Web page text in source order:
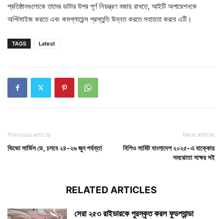
প্রতিষ্ঠানগুলোকে তাদের ডাটার উপর পূর্ণ নিয়ন্ত্রণ বজায় রাখতে, আইটি অপারেশনকে
অপ্টিমাইজ করতে এবং কমপ্লায়েন্স প্রস্তুতি উন্নত করতে সহায়তা করবে এটি।
TAGS Latest
Previous article
ভিভো সার্ভিস ডে, চলবে ২৪-২৬ জুন পর্যন্ত!
Next article
বিপিও সামিট বাংলাদেশ ২০২৫-এ বাক্কোর
সমঝোতা সাক্ষর সই
RELATED ARTICLES
সেরা ২৫৩ রাইডারকে পুরস্কৃত করল ফুডপ্যান্ডা